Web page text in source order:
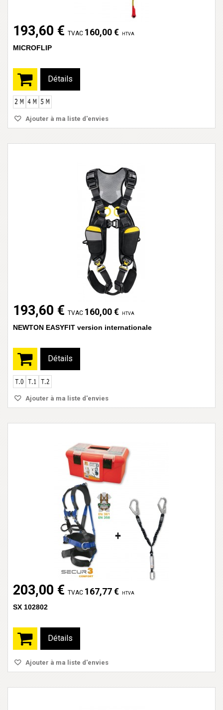
193,60 € TVAC 160,00 € HTVA
MICROFLIP
Détails
Ajouter à ma liste d'envies
193,60 € TVAC 160,00 € HTVA
NEWTON EASYFIT version internationale
Détails
Ajouter à ma liste d'envies
203,00 € TVAC 167,77 € HTVA
SX 102802
Détails
Ajouter à ma liste d'envies